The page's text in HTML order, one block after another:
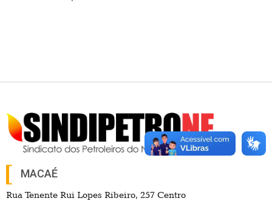
MACAÉ
Rua Tenente Rui Lopes Ribeiro, 257 Centro